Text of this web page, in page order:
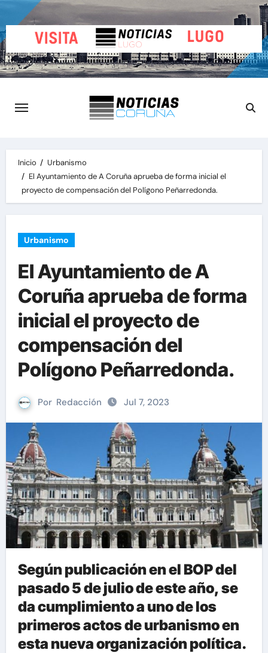
al
contenido
Inicio
Urbanismo
El Ayuntamiento de A Coruña aprueba de forma inicial el
proyecto de compensación del Polígono Peñarredonda.
Urbanismo
El Ayuntamiento de A
Coruña aprueba de forma
inicial el proyecto de
compensación del
Polígono Peñarredonda.
Por Redacción Jul 7, 2023
Según publicación en el BOP del
pasado 5 de julio de este año, se
da cumplimiento a uno de los
primeros actos de urbanismo en
esta nueva organización política.